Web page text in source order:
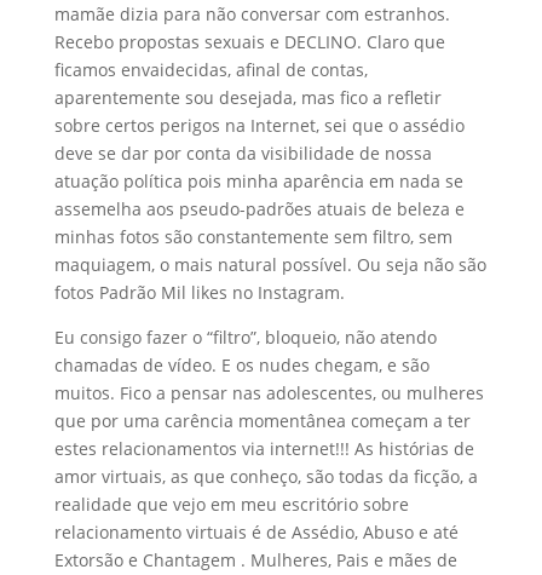
mamãe dizia para não conversar com estranhos.
Recebo propostas sexuais e DECLINO. Claro que
ficamos envaidecidas, afinal de contas,
aparentemente sou desejada, mas fico a refletir
sobre certos perigos na Internet, sei que o assédio
deve se dar por conta da visibilidade de nossa
atuação política pois minha aparência em nada se
assemelha aos pseudo-padrões atuais de beleza e
minhas fotos são constantemente sem filtro, sem
maquiagem, o mais natural possível. Ou seja não são
fotos Padrão Mil likes no Instagram.
Eu consigo fazer o “filtro”, bloqueio, não atendo
chamadas de vídeo. E os nudes chegam, e são
muitos. Fico a pensar nas adolescentes, ou mulheres
que por uma carência momentânea começam a ter
estes relacionamentos via internet!!! As histórias de
amor virtuais, as que conheço, são todas da ficção, a
realidade que vejo em meu escritório sobre
relacionamento virtuais é de Assédio, Abuso e até
Extorsão e Chantagem . Mulheres, Pais e mães de